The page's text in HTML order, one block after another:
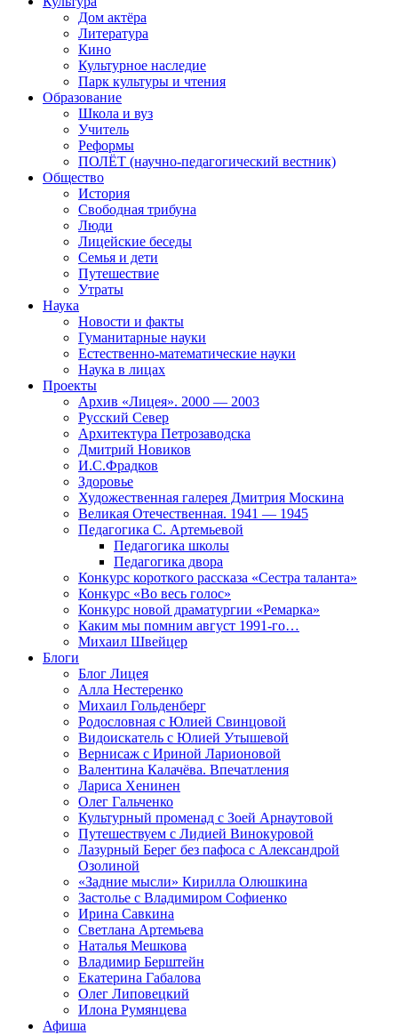
Дом актёра
Литература
Кино
Культурное наследие
Парк культуры и чтения
Образование
Школа и вуз
Учитель
Реформы
ПОЛЁТ (научно-педагогический вестник)
Общество
История
Свободная трибуна
Люди
Лицейские беседы
Семья и дети
Путешествие
Утраты
Наука
Новости и факты
Гуманитарные науки
Естественно-математические науки
Наука в лицах
Проекты
Архив «Лицея». 2000 — 2003
Русский Север
Архитектура Петрозаводска
Дмитрий Новиков
И.С.Фрадков
Здоровье
Художественная галерея Дмитрия Москина
Великая Отечественная. 1941 — 1945
Педагогика С. Артемьевой
Педагогика школы
Педагогика двора
Конкурс короткого рассказа «Сестра таланта»
Конкурс «Во весь голос»
Конкурс новой драматургии «Ремарка»
Каким мы помним август 1991-го…
Михаил Швейцер
Блоги
Блог Лицея
Алла Нестеренко
Михаил Гольденберг
Родословная с Юлией Свинцовой
Видоискатель с Юлией Утышевой
Вернисаж с Ириной Ларионовой
Валентина Калачёва. Впечатления
Лариса Хенинен
Олег Гальченко
Культурный променад с Зоей Арнаутовой
Путешествуем с Лидией Винокуровой
Лазурный Берег без пафоса с Александрой
Озолиной
«Задние мысли» Кирилла Олюшкина
Застолье с Владимиром Софиенко
Ирина Савкина
Светлана Артемьева
Наталья Мешкова
Владимир Берштейн
Екатерина Габалова
Олег Липовецкий
Илона Румянцева
Афиша